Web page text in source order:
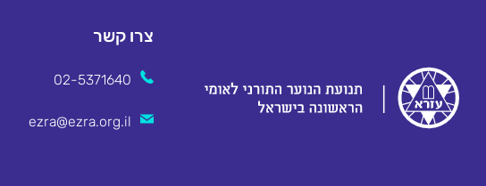
צרו קשר
02-5371640
ezra@ezra.org.il